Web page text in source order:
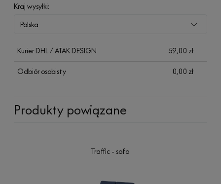
Kraj wysyłki:
Kurier DHL / ATAK DESIGN 59,00 zł
Odbiór osobisty 0,00 zł
Produkty powiązane
Traffic - sofa